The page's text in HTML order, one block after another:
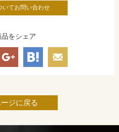
いてお問い合わせ
品をシェア
ジに戻る